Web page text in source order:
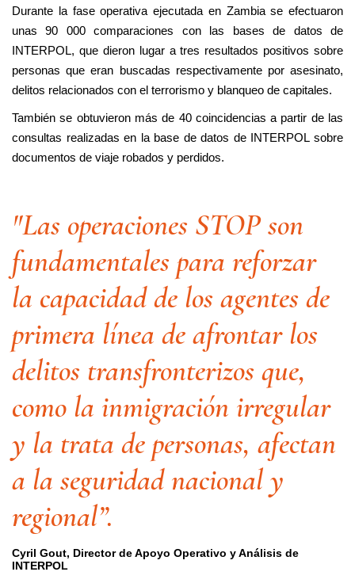
Durante la fase operativa ejecutada en Zambia se efectuaron
unas 90 000 comparaciones con las bases de datos de
INTERPOL, que dieron lugar a tres resultados positivos sobre
personas que eran buscadas respectivamente por asesinato,
delitos relacionados con el terrorismo y blanqueo de capitales.
También se obtuvieron más de 40 coincidencias a partir de las
consultas realizadas en la base de datos de INTERPOL sobre
documentos de viaje robados y perdidos.
"Las operaciones STOP son
fundamentales para reforzar
la capacidad de los agentes de
primera línea de afrontar los
delitos transfronterizos que,
como la inmigración irregular
y la trata de personas, afectan
a la seguridad nacional y
regional”.
Cyril Gout, Director de Apoyo Operativo y Análisis de
INTERPOL